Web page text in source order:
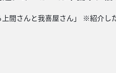
間さんと我喜屋さん」 ※紹介し